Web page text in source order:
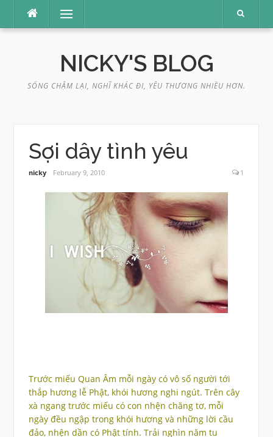
content
Menu
NICKY'S BLOG
SỐNG CHẬM LẠI, NGHĨ KHÁC ĐI, YÊU THƯƠNG NHIỀU HƠN.
Sợi dây tình yêu
nicky February 9, 2010 1
Trước miếu Quan Âm mỗi ngày có vô số người tới
thắp hương lễ Phật, khói hương nghi ngút. Trên cây
xà ngang trước miếu có con nhện chăng tơ, mỗi
ngày đều ngập trong khói hương và những lời cầu
đảo, nhện dần có Phật tính. Trải nghìn năm tu